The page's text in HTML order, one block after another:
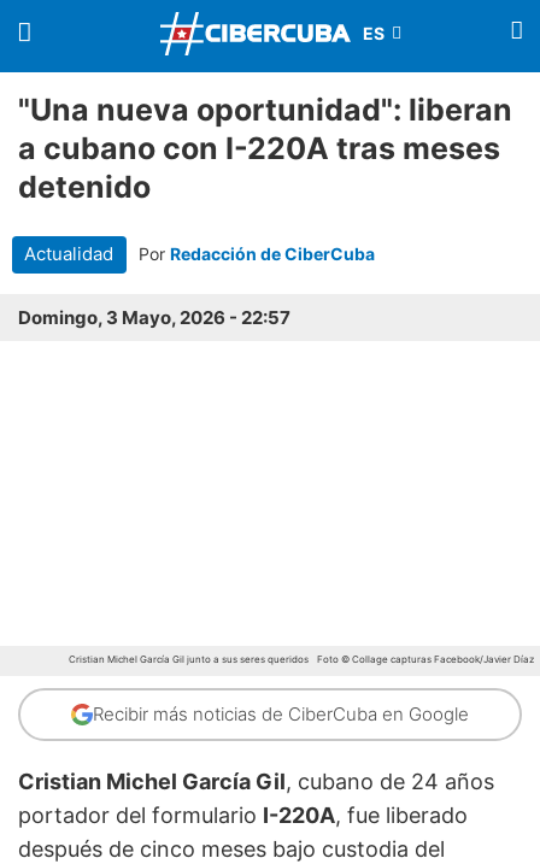
"Una nueva oportunidad": liberan
a cubano con I-220A tras meses
detenido
Actualidad Por Redacción de CiberCuba
Domingo, 3 Mayo, 2026 - 22:57
Cristian Michel García Gil junto a sus seres queridos Foto © Collage capturas Facebook/Javier Díaz
Recibir más noticias de CiberCuba en Google
Cristian Michel García Gil, cubano de 24 años
portador del formulario I-220A, fue liberado
después de cinco meses bajo custodia del